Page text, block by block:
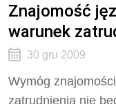
Znajomość
warunek
30 gru 2009
Wymóg
zatrudnienia nie